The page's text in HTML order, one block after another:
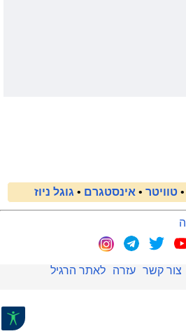
• טוויטר • אינסטגרם • גוגל ניוז
צור קשר עזרה
לאתר הרגיל